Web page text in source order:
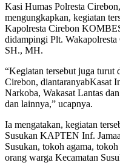
Kasi Humas Polresta
mengungkapkan, kegiatan
Kapolresta Cirebon
didampingi Plt.
SH., MH.
“Kegiatan tersebut juga turut
Cirebon, diantaranyabKasat
Narkoba, Wakasat Lantas
dan lainnya,” ucapnya.
Ia mengatakan, kegiatan
Susukan KAPTEN Inf.
Susukan, tokoh agama,
orang warga Kecamatan